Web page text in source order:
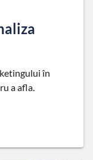
în
a afla.